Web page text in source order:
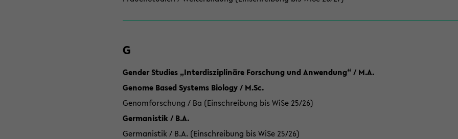
G
Gender Studies „Interdisziplinäre Forschung und Anwendung“ / M.A.
Genome Based Systems Biology / M.Sc.
Genomforschung / Ba (Einschreibung bis WiSe 25/26)
Germanistik / B.A.
Germanistik / B.A. (Einschreibung bis WiSe 25/26)